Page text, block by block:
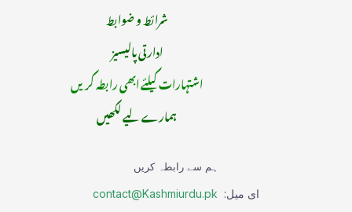
شرائط و ضوابط
ادارتی پالیسیز
اشتہارات کیلئے ابھی رابطہ کریں
ہمارے لیے لکھیں
ہم سے رابطہ کریں
ای میل: contact@Kashmiurdu.pk